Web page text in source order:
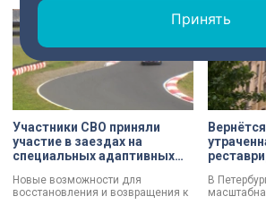
Россия». Их работы с
использованием бересты, листьев
и янтаря дали новое прочтение
народным сюжетам.
вынес
изрядно
Участники СВО приняли
участие в заездах на
специальных адаптивных
Новые возможности для
восстановления и возвращения к
Святого
Марата
В
Принять